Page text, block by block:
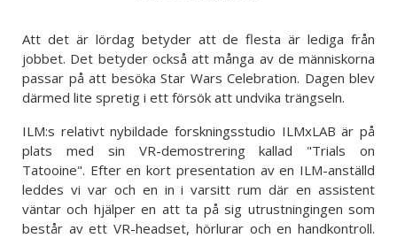
Att det är lördag betyder att de flesta är lediga från
jobbet. Det betyder också att många av de människorna
passar på att besöka Star Wars Celebration. Dagen blev
därmed lite spretig i ett försök att undvika trängseln.
ILM:s relativt nybildade forskningsstudio ILMxLAB är på
plats med sin VR-demostrering kallad "Trials on
Tatooine". Efter en kort presentation av en ILM-anställd
leddes vi var och en in i varsitt rum där en assistent
väntar och hjälper en att ta på sig utrustningingen som
består av ett VR-headset, hörlurar och en handkontroll.